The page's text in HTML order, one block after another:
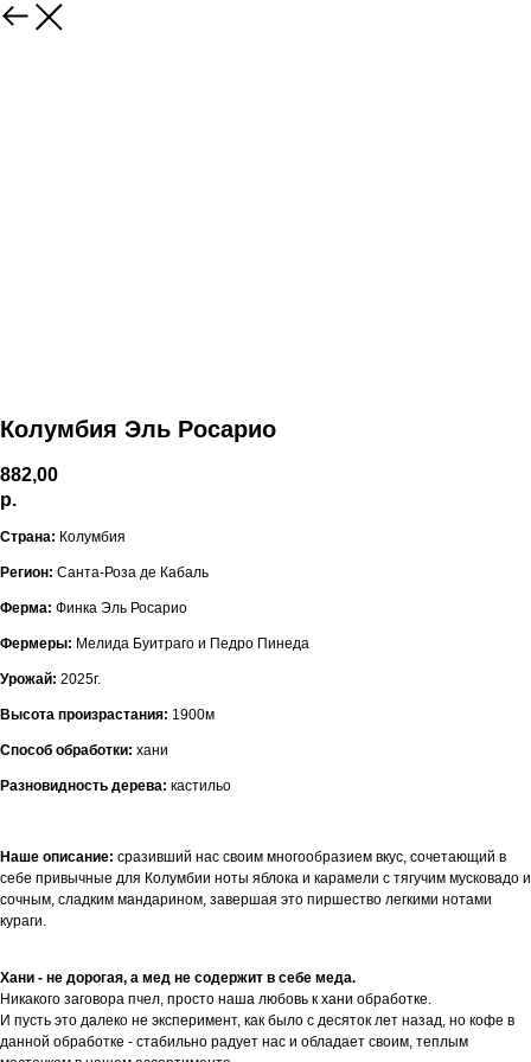
Колумбия Эль Росарио
882,00
р.
Страна: Колумбия
Регион: Санта-Роза де Кабаль
Ферма: Финка Эль Росарио
Фермеры: Мелида Буитраго и Педро Пинеда
Урожай: 2025г.
Высота произрастания: 1900м
Способ обработки: хани
Разновидность дерева: кастильо
Наше описание: сразивший нас своим многообразием вкус, сочетающий в
себе привычные для Колумбии ноты яблока и карамели с тягучим мусковадо и
сочным, сладким мандарином, завершая это пиршество легкими нотами
кураги.
Хани - не дорогая, а мед не содержит в себе меда.
Никакого заговора пчел, просто наша любовь к хани обработке.
И пусть это далеко не эксперимент, как было с десяток лет назад, но кофе в
данной обработке - стабильно радует нас и обладает своим, теплым